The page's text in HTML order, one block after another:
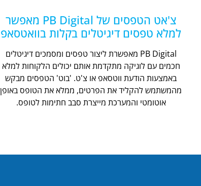
צ'אט הטפסים של PB Digital מאפשר
למלא טפסים דיגיטלים בקלות בוואטסאפ
PB Digital מאפשרת ליצור טפסים ומסמכים דיגיטלים
חכמים עם לוגיקה מתקדמת אותם יכולים הלקוחות למלא
באמצעות הודעת ווטסאפ או צ'ט. 'בוט' הטפסים מבקש
מהמשתמש להקליד את הפרטים, ממלא את הטופס באופן
אוטומטי והמערכת מייצרת סבב חתימות לטופס.